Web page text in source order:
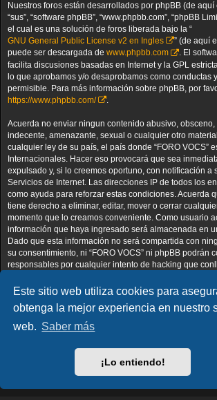
Este sitio web utiliza cookies para
obtenga la mejor experiencia en nuestro
web. Saber más
¡Lo entiendo!
Nuestros foros están desarrollados por phpBB (de aquí
“sus”, “software phpBB”, “www.phpbb.com”, “phpBB
el cual es una solución de foros liberada bajo la “
GNU General Public License v2 en Ingles
” (de aquí
puede ser descargada de www.phpbb.com
. El
facilita discusiones basadas en Internet y la GPL
lo que aprobamos y/o desaprobamos como conductas
permisible. Para más información sobre phpBB, por
https://www.phpbb.com/
Acuerda no enviar ningun contenido abusivo, obsceno,
indecente, amenazante, sexual o cualquier otro
cualquier ley de su país, el país donde “FORO VOCS”
Internacionales. Hacer eso provocará que sea
expulsado y, si lo creemos oportuno, con notificación a
Servicios de Internet. Las direcciones IP de todos los
como ayuda para reforzar estas condiciones. Acuerda
tiene derecho a eliminar, editar, mover o cerrar
momento que lo creamos conveniente. Como usuario
información que haya ingresado será almacenada en
Dado que esta información no será compartida con
su consentimiento, ni “FORO VOCS” ni phpBB podrán
responsables por cualquier intento de hacking que
Inicio Índice general Todos los
AcidTech byST Software
Desarrollado por
phpBB® Forum Software ©